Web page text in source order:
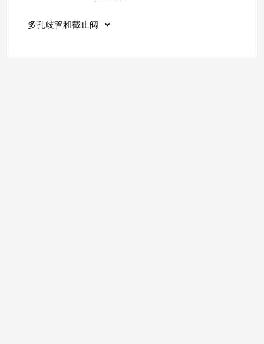
多孔歧管和截止阀